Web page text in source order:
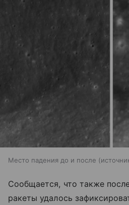
Место падения до и после
Сообщается, что также
ракеты удалось